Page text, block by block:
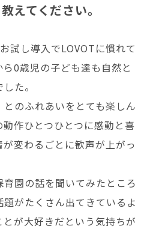
えてください。
試し導入でLOVOTに慣れて
0歳児の子ども達も自然と
た。
のふれあいをとても楽しん
作ひとつひとつに感動と喜
変わるごとに歓声が上がっ
園の話を聞いてみたところ
題がたくさん出てきているよ
が大好きだという気持ちが